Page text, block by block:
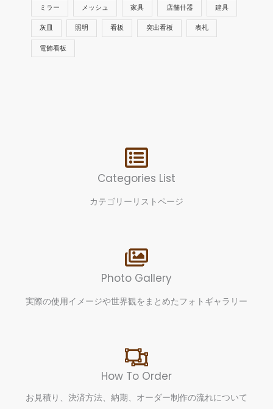
ミラー メッシュ 家具 店舗什器 建具
灰皿 照明 看板 突出看板 表札
電飾看板
Categories List
カテゴリーリストページ
Photo Gallery
実際の使用イメージや世界観をまとめたフォトギャラリー
How To Order
お見積り、決済方法、納期、オーダー制作の流れについて